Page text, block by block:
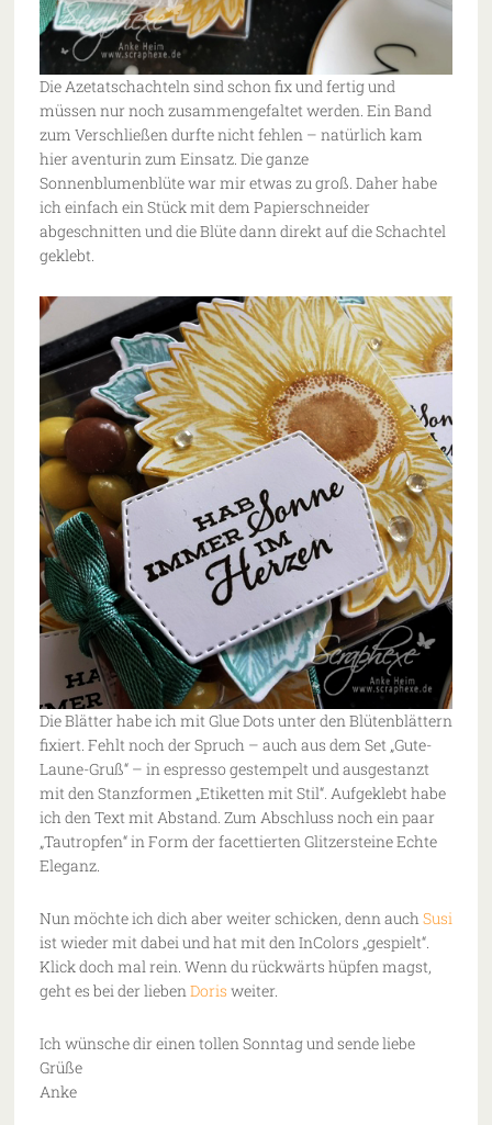
Die Azetatschachteln sind schon fix und fertig und
müssen nur noch zusammengefaltet werden. Ein Band
zum Verschließen durfte nicht fehlen – natürlich kam
hier aventurin zum Einsatz. Die ganze
Sonnenblumenblüte war mir etwas zu groß. Daher habe
ich einfach ein Stück mit dem Papierschneider
abgeschnitten und die Blüte dann direkt auf die Schachtel
geklebt.
Die Blätter habe ich mit Glue Dots unter den Blütenblättern
fixiert. Fehlt noch der Spruch – auch aus dem Set „Gute-
Laune-Gruß“ – in espresso gestempelt und ausgestanzt
mit den Stanzformen „Etiketten mit Stil“. Aufgeklebt habe
ich den Text mit Abstand. Zum Abschluss noch ein paar
„Tautropfen“ in Form der facettierten Glitzersteine Echte
Eleganz.
Nun möchte ich dich aber weiter schicken, denn auchSusi
ist wieder mit dabei und hat mit den InColors „gespielt“.
Klick doch mal rein. Wenn du rückwärts hüpfen magst,
geht es bei der liebenDoris weiter.
Ich wünsche dir einen tollen Sonntag und sende liebe
Grüße
Anke